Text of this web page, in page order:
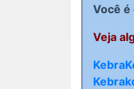
Você
Veja